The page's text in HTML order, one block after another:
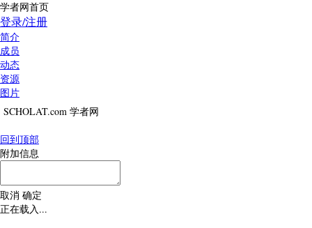
学者网首页
登录/注册
简介
成员
动态
资源
图片
SCHOLAT.com 学者网
回到顶部
附加信息
取消 确定
正在载入...